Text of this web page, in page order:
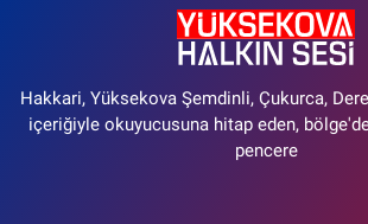
Hakkari, Yüksekova Şemdinli, Çukurca,
içeriğiyle okuyucusuna hitap eden,
pencere